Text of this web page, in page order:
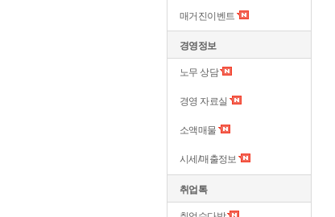
매거진이벤트
경영정보
노무 상담
경영 자료실
소액매물
시세/매출정보
취업톡